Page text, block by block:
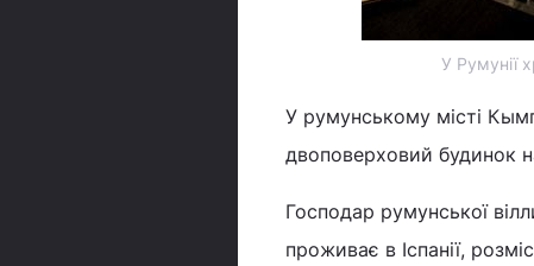
У Румунії
У румунському місті
двоповерховий будинок
Господар румунської
проживає в Іспанії,